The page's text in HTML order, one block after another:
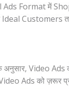
Ads Format में
Ideal Customers
Video Ads
Ads को ज़रूर